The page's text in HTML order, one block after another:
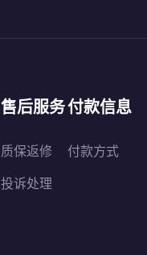
售后服务
质保返修
投诉处理
付款信息
付款方式